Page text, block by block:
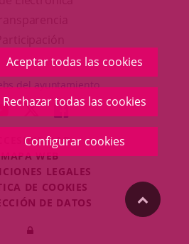
Aceptar todas las cookies
Rechazar todas las cookies
Configurar cookies
en
una
ventana
nueva.
aplicación
externa.
del ayuntamiento
ENLACE
A
UNA
APLICACIÓN
EXTERNA.
ENLACE
A
UNA
APLICACIÓN
EXTERNA.
ENLACE
A
UNA
EXTERNA.
MAPA WEB
LEGALES
DE COOKIES
DE DATOS
Iniciar
"Volver